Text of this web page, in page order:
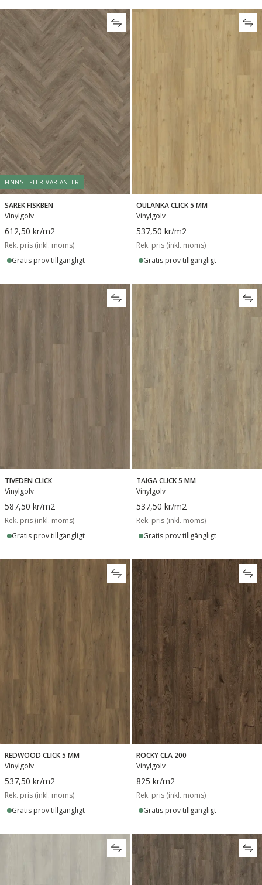
FINNS I FLER VARIANTER
SAREK FISKBEN
Vinylgolv
612,50 kr/m2
Rek. pris (inkl. moms)
Gratis prov tillgängligt
OULANKA CLICK 5 MM
Vinylgolv
537,50 kr/m2
Rek. pris (inkl. moms)
Gratis prov tillgängligt
TIVEDEN CLICK
Vinylgolv
587,50 kr/m2
Rek. pris (inkl. moms)
Gratis prov tillgängligt
TAIGA CLICK 5 MM
Vinylgolv
537,50 kr/m2
Rek. pris (inkl. moms)
Gratis prov tillgängligt
REDWOOD CLICK 5 MM
Vinylgolv
537,50 kr/m2
Rek. pris (inkl. moms)
Gratis prov tillgängligt
ROCKY CLA 200
Vinylgolv
825 kr/m2
Rek. pris (inkl. moms)
Gratis prov tillgängligt